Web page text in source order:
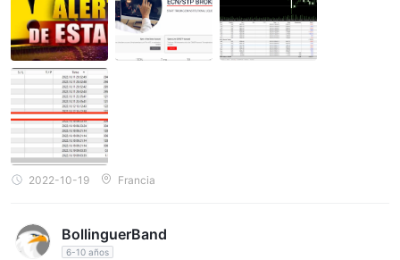
2022-10-19 Francia
BollinguerBand
6-10 años